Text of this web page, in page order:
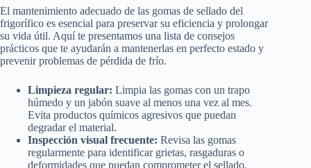
El mantenimiento adecuado de las gomas de sellado del
frigorífico es esencial para preservar su eficiencia y prolongar
su vida útil. Aquí te presentamos una lista de consejos
prácticos que te ayudarán a mantenerlas en perfecto estado y
prevenir problemas de pérdida de frío.
Limpieza regular: Limpia las gomas con un trapo
húmedo y un jabón suave al menos una vez al mes.
Evita productos químicos agresivos que puedan
degradar el material.
Inspección visual frecuente: Revisa las gomas
regularmente para identificar grietas, rasgaduras o
deformidades que puedan comprometer el sellado.